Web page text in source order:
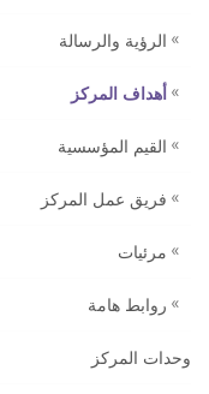
الرؤية والرسالة
أهداف المركز
القيم المؤسسية ‏
فريق عمل المركز
مرئيات
روابط هامة
وحدات المركز